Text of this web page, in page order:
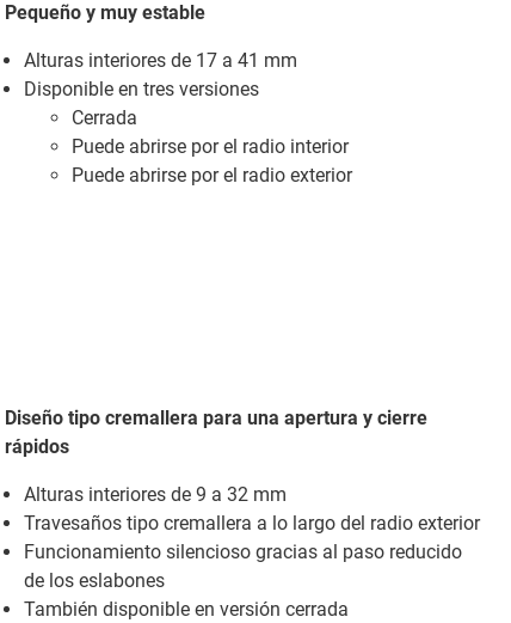
Pequeño y muy estable
Alturas interiores de 17 a 41 mm
Disponible en tres versiones
Cerrada
Puede abrirse por el radio interior
Puede abrirse por el radio exterior
Diseño tipo cremallera para una apertura y cierre
rápidos
Alturas interiores de 9 a 32 mm
Travesaños tipo cremallera a lo largo del radio exterior
Funcionamiento silencioso gracias al paso reducido
de los eslabones
También disponible en versión cerrada